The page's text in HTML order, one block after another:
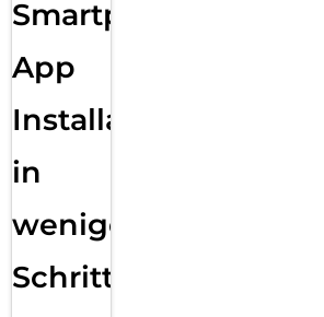
Smartphone
App
Installation
in
wenigen
Schritten